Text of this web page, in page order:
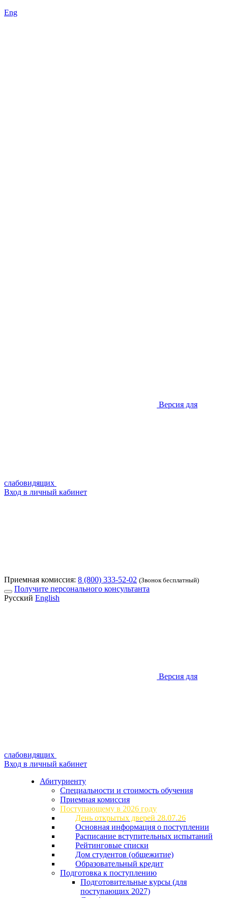
Eng
Версия для
слабовидящих
Вход в личный кабинет
Приемная комиссия: 8 (800) 333-52-02 (Звонок бесплатный)
Получите персонального консультанта
Русский English
Версия для
слабовидящих
Вход в личный кабинет
Абитуриенту
Специальности и стоимость обучения
Приемная комиссия
Поступающему в 2026 году
День открытых дверей 28.07.26
Основная информация о поступлении
Расписание вступительных испытаний
Рейтинговые списки
Дом студентов (общежитие)
Образовательный кредит
Подготовка к поступлению
Подготовительные курсы (для
поступающих 2027)